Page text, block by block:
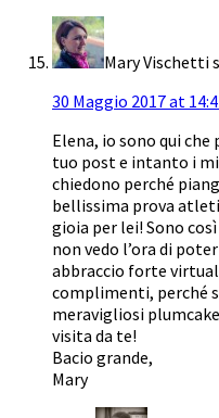
Mary Vischetti
30 Maggio 2017 at
Elena, io sono qui
tuo post e intanto i
chiedono perché
bellissima prova
gioia per lei! Sono
non vedo l’ora di
abbraccio forte
complimenti, perché
meravigliosi
visita da te!
Bacio grande,
Mary